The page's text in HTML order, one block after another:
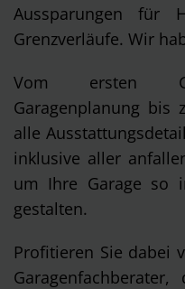
Aussparungen für
Grenzverläufe. Wir
Vom ersten
Garagenplanung bis
alle
inklusive aller
um Ihre Garage so
gestalten.
Profitieren Sie dabei